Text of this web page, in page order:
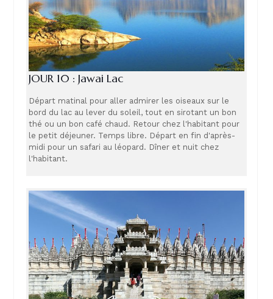
JOUR 10 : Jawai Lac
Départ matinal pour aller admirer les oiseaux sur le
bord du lac au lever du soleil, tout en sirotant un bon
thé ou un bon café chaud. Retour chez l'habitant pour
le petit déjeuner. Temps libre. Départ en fin d'après-
midi pour un safari au léopard. Dîner et nuit chez
l'habitant.